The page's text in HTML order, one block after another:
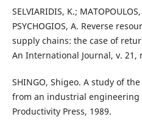
SELVIARIDIS, K.;
PSYCHOGIOS, A. Reverse
supply chains: the case of
An International Journal, v. 21,
SHINGO, Shigeo. A study of
from an industrial engineering
Productivity Press, 1989.